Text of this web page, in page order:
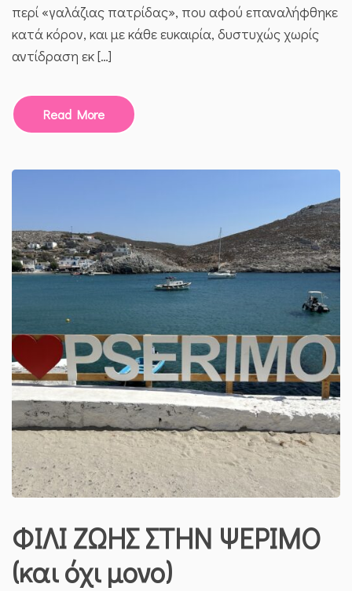
περί «γαλάζιας πατρίδας», που αφού επαναλήφθηκε
κατά κόρον, και με κάθε ευκαιρία, δυστυχώς χωρίς
αντίδραση εκ […]
Read More
ΦΙΛΙ ΖΩΗΣ ΣΤΗΝ ΨΕΡΙΜΟ
(και όχι μονο)